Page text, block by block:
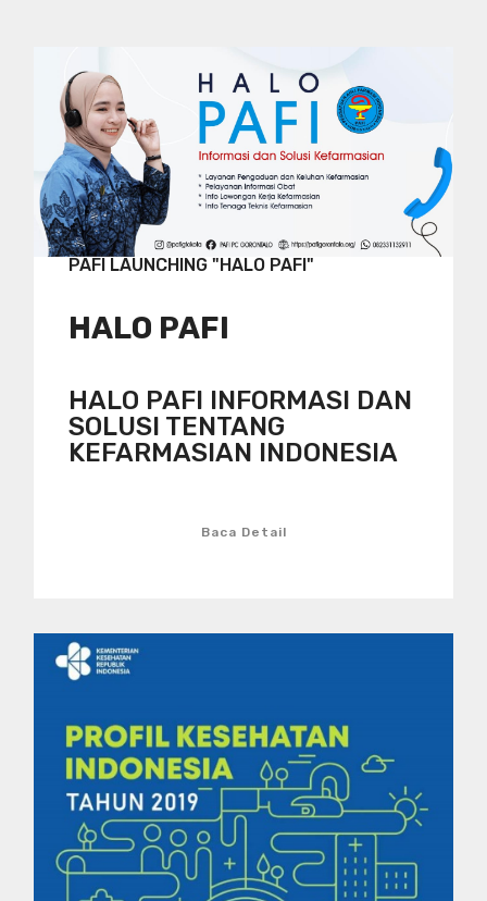
PAFI LAUNCHING "HALO PAFI"
HALO PAFI
HALO PAFI INFORMASI DAN
SOLUSI TENTANG
KEFARMASIAN INDONESIA
Baca Detail